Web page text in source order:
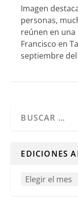
Imagen
personas,
reúnen en una
Francisco en
septiembre del
EDICIONES